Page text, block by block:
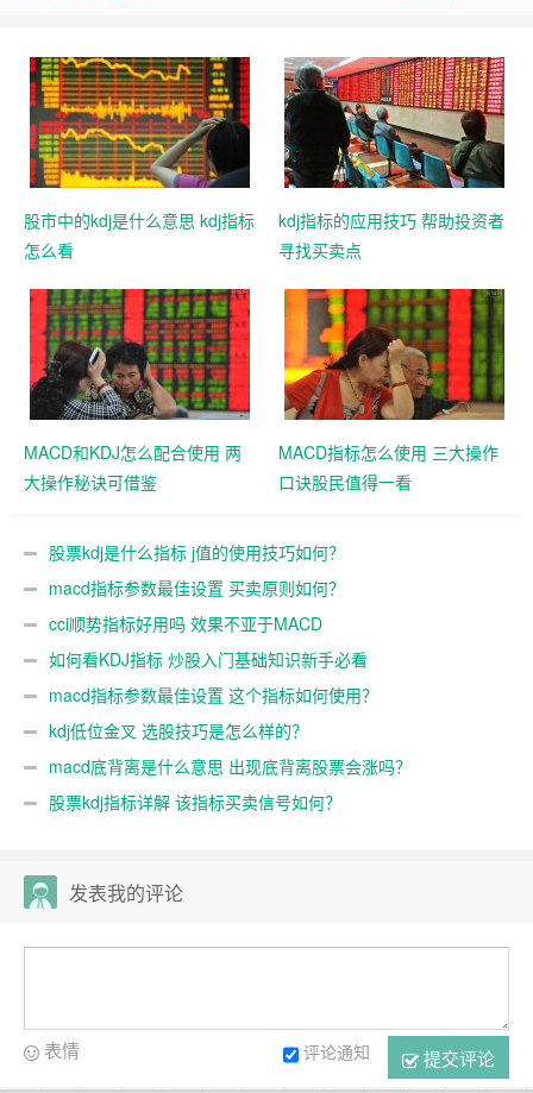
股市中的kdj是什么意思 kdj指标
怎么看
kdj指标的应用技巧 帮助投资者
寻找买卖点
MACD和KDJ怎么配合使用 两
大操作秘诀可借鉴
MACD指标怎么使用 三大操作
口诀股民值得一看
股票kdj是什么指标 j值的使用技巧如何？
macd指标参数最佳设置 买卖原则如何？
cci顺势指标好用吗 效果不亚于MACD
如何看KDJ指标 炒股入门基础知识新手必看
macd指标参数最佳设置 这个指标如何使用？
kdj低位金叉 选股技巧是怎么样的？
macd底背离是什么意思 出现底背离股票会涨吗？
股票kdj指标详解 该指标买卖信号如何？
发表我的评论
提交评论
评论通知
表情